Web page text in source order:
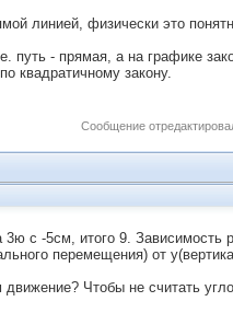
линией, физически это
путь - прямая, а на графике
квадратичному закону.
Сообщение
с -5см, итого 9. Зависимость
перемещения) от
Чтобы не считать